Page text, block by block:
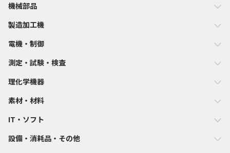
機械部品
製造加工機
電機・制御
測定・試験・検査
理化学機器
素材・材料
IT・ソフト
設備・消耗品・その他